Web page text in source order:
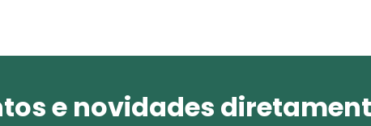
e novidades